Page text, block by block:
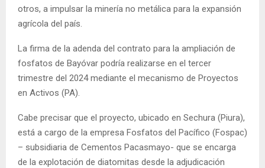
otros, a impulsar la minería no metálica para la expansión
agrícola del país.
La firma de la adenda del contrato para la ampliación de
fosfatos de Bayóvar podría realizarse en el tercer
trimestre del 2024 mediante el mecanismo de Proyectos
en Activos (PA).
Cabe precisar que el proyecto, ubicado en Sechura (Piura),
está a cargo de la empresa Fosfatos del Pacífico (Fospac)
– subsidiaria de Cementos Pacasmayo- que se encarga
de la explotación de diatomitas desde la adjudicación